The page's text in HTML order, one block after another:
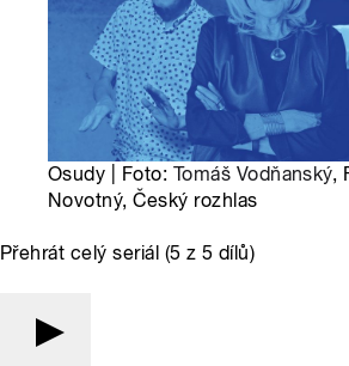
Osudy | Foto: Tomáš Vodňanský,
Novotný, Český rozhlas
Přehrát celý seriál (5 z 5 dílů)